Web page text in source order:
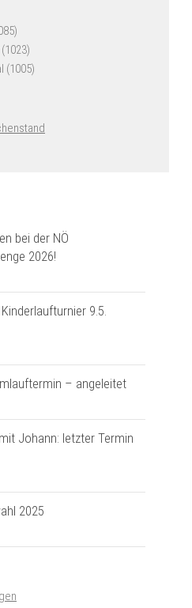
bei der NÖ
2026!
9.5.
– angeleitet
Johann: letzter Termin
2025